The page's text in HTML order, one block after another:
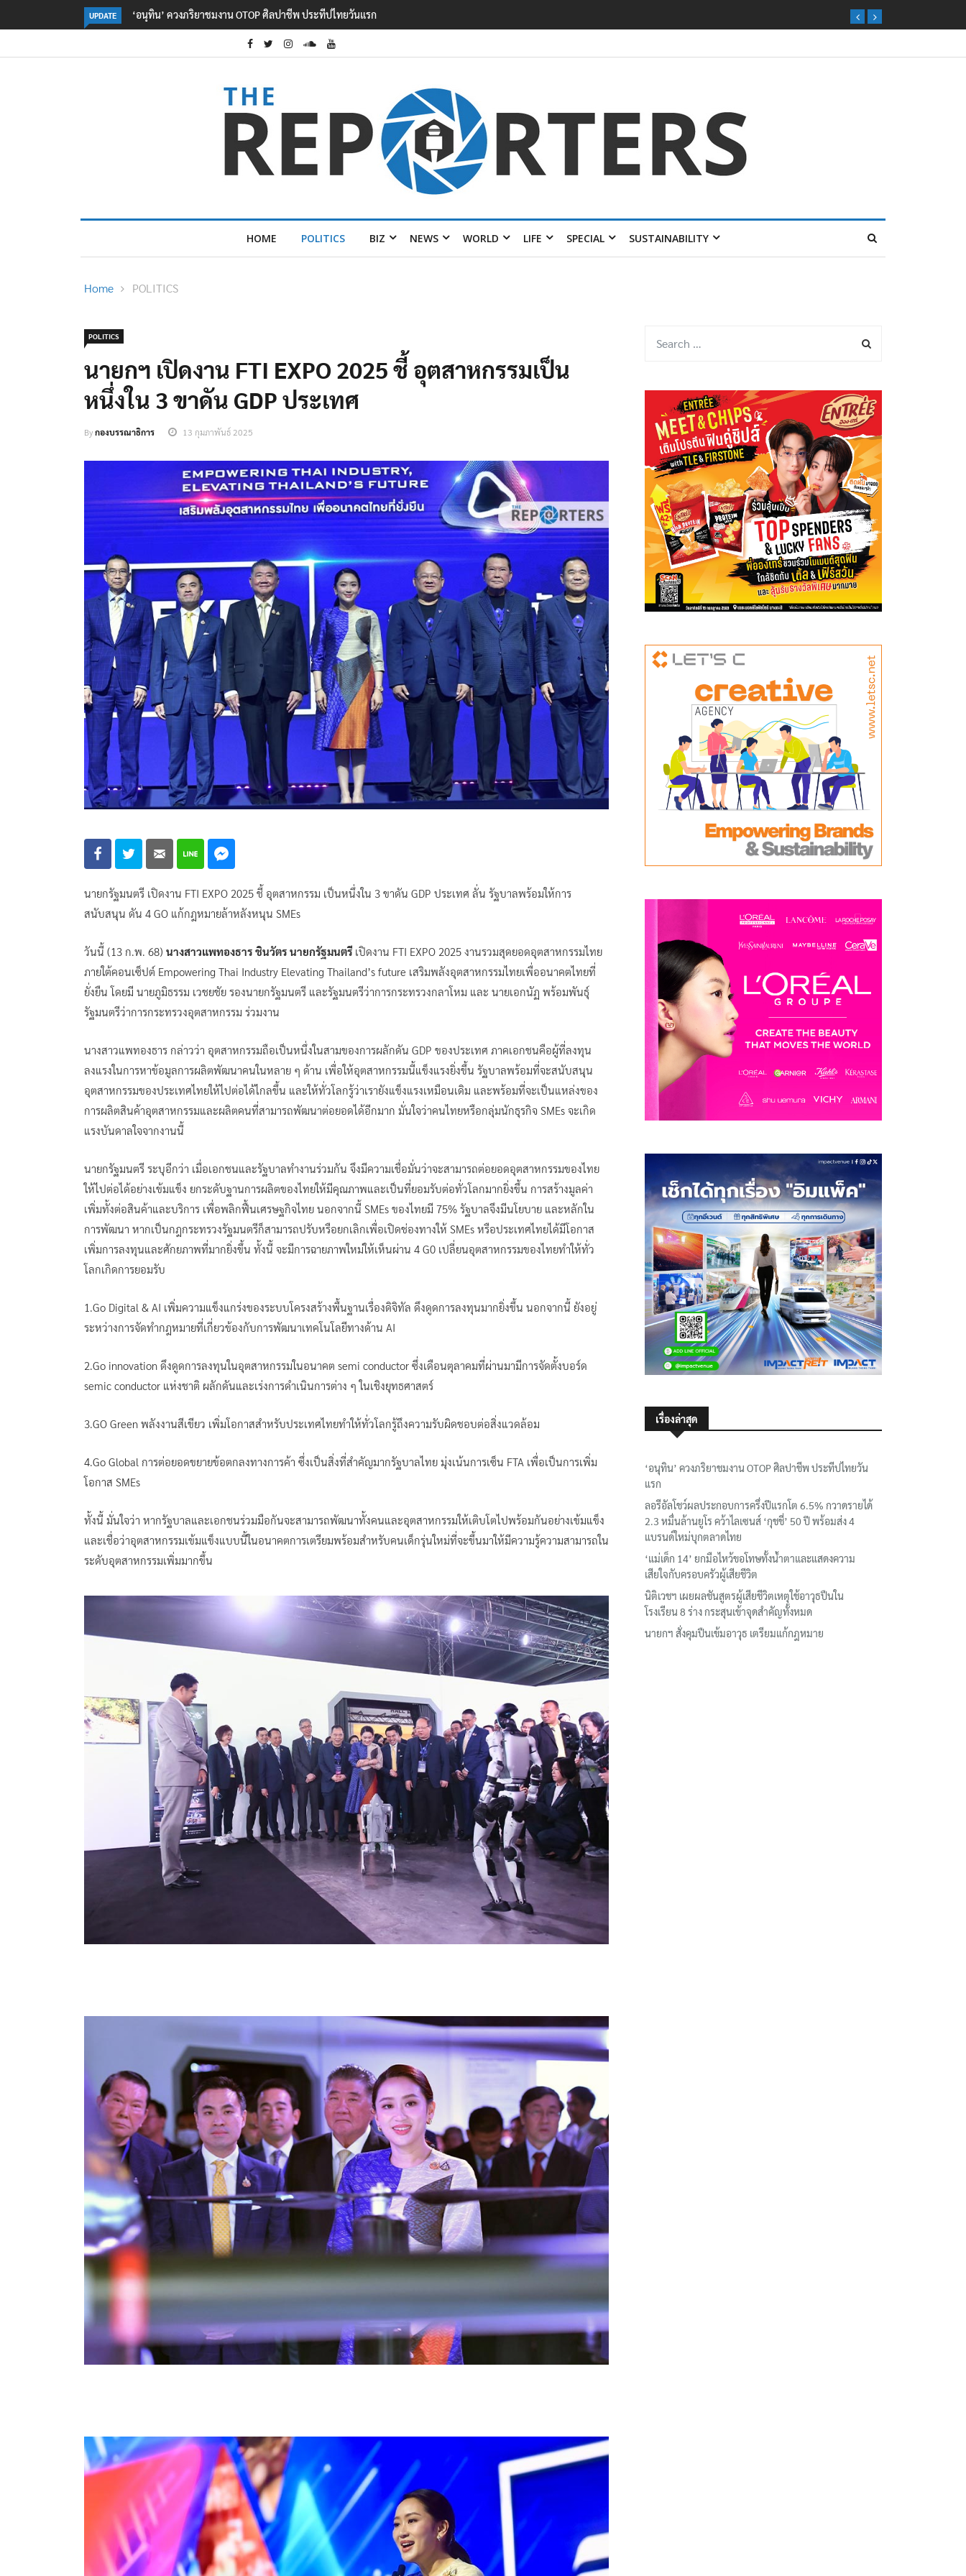
UPDATE
าน OTOP ศิลปาชีพ ประทีปไทยวันแรกลอรีอัลโชว์ผลประกอบการครึ่งปีแรกโต 6.5% กวาดรายได้
2.3 หมื่นล้านยูโร คว้าไลเซนส์ ‘กุชชี่’ 50 ปี พร้อมส่ง 4 แบรนด์
HOME POLITICS BIZ NEWS WORLD LIFE SPECIAL SUSTAINABILITY
Home POLITICS
POLITICS
นายกฯ เปิดงาน FTI EXPO 2025 ชี้ อุตสาหกรรมเป็น
หนึ่งใน 3 ขาดัน GDP ประเทศ
Byกองบรรณาธิการ 13 กุมภาพันธ์ 2025
นายกรัฐมนตรี เปิดงาน FTI EXPO 2025 ชี้ อุตสาหกรรม เป็นหนึ่งใน 3 ขาดัน GDP ประเทศ ลั่น รัฐบาลพร้อมให้การ
สนับสนุน ดัน 4 GO แก้กฎหมายล้าหลังหนุน SMEs
วันนี้ (13 ก.พ. 68) นางสาวแพทองธาร ชินวัตร นายกรัฐมนตรี เปิดงาน FTI EXPO 2025 งานรวมสุดยอดอุตสาหกรรมไทย
ภายใต้คอนเซ็ปต์ Empowering Thai Industry Elevating Thailand’s future เสริมพลังอุตสาหกรรมไทยเพื่ออนาคตไทยที่
ยั่งยืน โดยมี นายภูมิธรรม เวชยชัย รองนายกรัฐมนตรี และรัฐมนตรีว่าการกระทรวงกลาโหม และ นายเอกนัฏ พร้อมพันธุ์
รัฐมนตรีว่าการกระทรวงอุตสาหกรรม ร่วมงาน
นางสาวแพทองธาร กล่าวว่า อุตสาหกรรมถือเป็นหนึ่งในสามของการผลักดัน GDP ของประเทศ ภาคเอกชนคือผู้ที่ลงทุน
ลงแรงในการหาข้อมูลการผลิตพัฒนาคนในหลาย ๆ ด้าน เพื่อให้อุตสาหกรรมนี้แข็งแรงยิ่งขึ้น รัฐบาลพร้อมที่จะสนับสนุน
อุตสาหกรรมของประเทศไทยให้ไปต่อได้ไกลขึ้น และให้ทั่วโลกรู้ว่าเรายังแข็งแรงเหมือนเดิม และพร้อมที่จะเป็นแหล่งของ
การผลิตสินค้าอุตสาหกรรมและผลิตคนที่สามารถพัฒนาต่อยอดได้อีกมาก มั่นใจว่าคนไทยหรือกลุ่มนักธุรกิจ SMEs จะเกิด
แรงบันดาลใจจากงานนี้
นายกรัฐมนตรี ระบุอีกว่า เมื่อเอกชนและรัฐบาลทำงานร่วมกัน จึงมีความเชื่อมั่นว่าจะสามารถต่อยอดอุตสาหกรรมของไทย
ให้ไปต่อได้อย่างเข้มแข็ง ยกระดับฐานการผลิตของไทยให้มีคุณภาพและเป็นที่ยอมรับต่อทั่วโลกมากยิ่งขึ้น การสร้างมูลค่า
เพิ่มทั้งต่อสินค้าและบริการ เพื่อพลิกฟื้นเศรษฐกิจไทย นอกจากนี้ SMEs ของไทยมี 75% รัฐบาลจึงมีนโยบาย และหลักใน
การพัฒนา หากเป็นกฎกระทรวงรัฐมนตรีก็สามารถปรับหรือยกเลิกเพื่อเปิดช่องทางให้ SMEs หรือประเทศไทยได้มีโอกาส
เพิ่มการลงทุนและศักยภาพที่มากยิ่งขึ้น ทั้งนี้ จะมีการฉายภาพใหม่ให้เห็นผ่าน 4 G0 เปลี่ยนอุตสาหกรรมของไทยทำให้ทั่ว
โลกเกิดการยอมรับ
1.Go Digital & AI เพิ่มความแข็งแกร่งของระบบโครงสร้างพื้นฐานเรื่องดิจิทัล ดึงดูดการลงทุนมากยิ่งขึ้น นอกจากนี้ ยังอยู่
ระหว่างการจัดทำกฎหมายที่เกี่ยวข้องกับการพัฒนาเทคโนโลยีทางด้าน AI
2.Go innovation ดึงดูดการลงทุนในอุตสาหกรรมในอนาคต semi conductor ซึ่งเดือนตุลาคมที่ผ่านมามีการจัดตั้งบอร์ด
semic conductor แห่งชาติ ผลักดันและเร่งการดำเนินการต่าง ๆ ในเชิงยุทธศาสตร์
3.GO Green พลังงานสีเขียว เพิ่มโอกาสสำหรับประเทศไทยทำให้ทั่วโลกรู้ถึงความรับผิดชอบต่อสิ่งแวดล้อม
4.Go Global การต่อยอดขยายข้อตกลงทางการค้า ซึ่งเป็นสิ่งที่สำคัญมากรัฐบาลไทย มุ่งเน้นการเซ็น FTA เพื่อเป็นการเพิ่ม
โอกาส SMEs
ทั้งนี้ มั่นใจว่า หากรัฐบาลและเอกชนร่วมมือกันจะสามารถพัฒนาทั้งคนและอุตสาหกรรมให้เติบโตไปพร้อมกันอย่างเข้มแข็ง
และเชื่อว่าอุตสาหกรรมเข้มแข็งแบบนี้ในอนาคตการเตรียมพร้อมสำหรับคนเด็กรุ่นใหม่ที่จะขึ้นมาให้มีความรู้ความสามารถใน
ระดับอุตสาหกรรมเพิ่มมากขึ้น
เรื่องล่าสุด
‘อนุทิน’ ควงภริยาชมงาน OTOP ศิลปาชีพ ประทีปไทยวัน
แรก
ลอรีอัลโชว์ผลประกอบการครึ่งปีแรกโต 6.5% กวาดรายได้
2.3 หมื่นล้านยูโร คว้าไลเซนส์ ‘กุชชี่’ 50 ปี พร้อมส่ง 4
แบรนด์ใหม่บุกตลาดไทย
‘แม่เด็ก 14’ ยกมือไหว้ขอโทษทั้งน้ำตาและแสดงความ
เสียใจกับครอบครัวผู้เสียชีวิต
นิติเวชฯ เผยผลชันสูตรผู้เสียชีวิตเหตุใช้อาวุธปืนใน
โรงเรียน 8 ร่าง กระสุนเข้าจุดสำคัญทั้งหมด
นายกฯ สั่งคุมปืนเข้มอาวุธ เตรียมแก้กฎหมาย